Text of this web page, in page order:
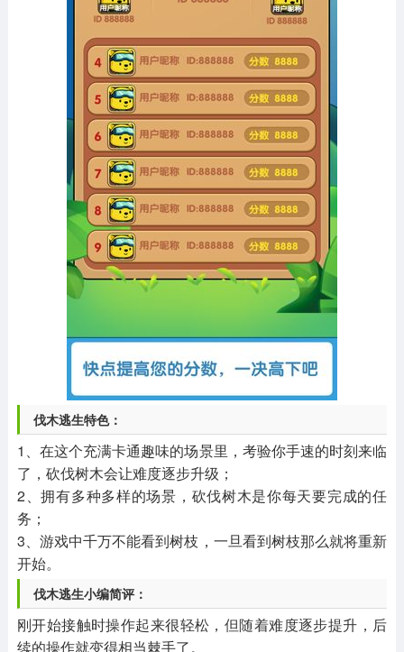
伐木逃生特色：
1、在这个充满卡通趣味的场景里，考验你手速的时刻来临
了，砍伐树木会让难度逐步升级；
2、拥有多种多样的场景，砍伐树木是你每天要完成的任
务；
3、游戏中千万不能看到树枝，一旦看到树枝那么就将重新
开始。
伐木逃生小编简评：
刚开始接触时操作起来很轻松，但随着难度逐步提升，后
续的操作就变得相当棘手了。